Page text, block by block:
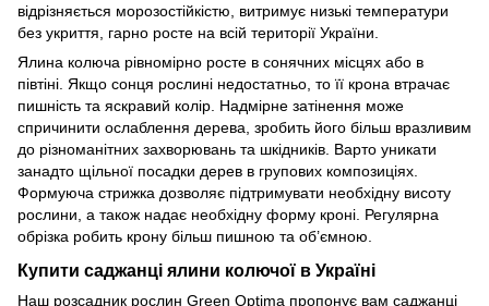
відрізняється морозостійкістю, витримує низькі температури
без укриття, гарно росте на всій території України.
Ялина колюча рівномірно росте в сонячних місцях або в
півтіні. Якщо сонця рослині недостатньо, то її крона втрачає
пишність та яскравий колір. Надмірне затінення може
спричинити ослаблення дерева, зробить його більш вразливим
до різноманітних захворювань та шкідників. Варто уникати
занадто щільної посадки дерев в групових композиціях.
Формуюча стрижка дозволяє підтримувати необхідну висоту
рослини, а також надає необхідну форму кроні. Регулярна
обрізка робить крону більш пишною та об’ємною.
Купити саджанці ялини колючої в Україні
Наш розсадник рослин Green Optima пропонує вам саджанці